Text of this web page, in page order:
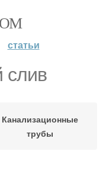
статьи
слив
Канализационные
трубы